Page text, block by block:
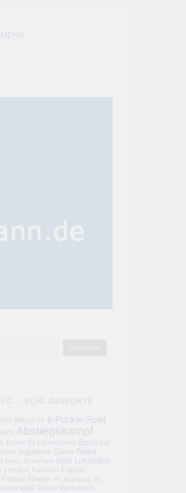
MEHR
FSV Mainz 05 6-Punkte-Spiel
Abstiegskampf
Bayer 04 Leverkusen
Borussia
M'gladbach Davie Selke
Derry Scherhant Dodi Lukebakio
Eintracht Frankfurt
Fabian
Fabian Reese FC Augsburg
FC
Guido Winkmann